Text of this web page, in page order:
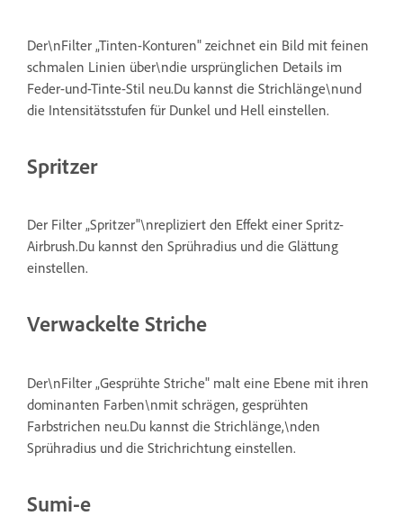
Der\nFilter „Tinten-Konturen" zeichnet ein Bild mit feinen
schmalen Linien über\ndie ursprünglichen Details im
Feder-und-Tinte-Stil neu.Du kannst die Strichlänge\nund
die Intensitätsstufen für Dunkel und Hell einstellen.
Spritzer
Der Filter „Spritzer"\nrepliziert den Effekt einer Spritz-
Airbrush.Du kannst den Sprühradius und die Glättung
einstellen.
Verwackelte Striche
Der\nFilter „Gesprühte Striche" malt eine Ebene mit ihren
dominanten Farben\nmit schrägen, gesprühten
Farbstrichen neu.Du kannst die Strichlänge,\nden
Sprühradius und die Strichrichtung einstellen.
Sumi-e